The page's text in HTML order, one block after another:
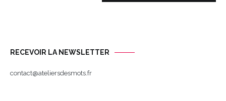
RECEVOIR LA NEWSLETTER
contact@ateliersdesmots.fr